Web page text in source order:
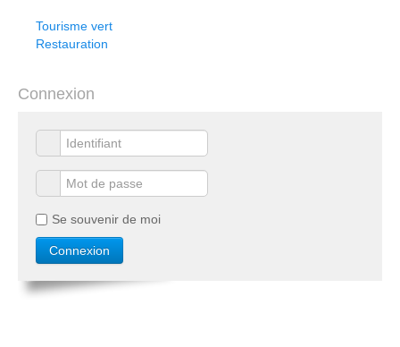
Tourisme vert
Restauration
Connexion
Se souvenir de moi